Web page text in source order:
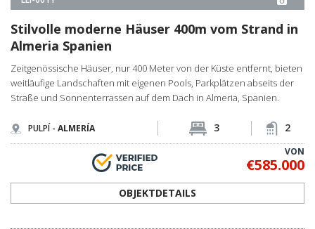
Straße und Sonnenterrassen auf dem Dach in Almeria, Spanien.
PULPÍ -ALMERÍA 3 2
€585.000
OBJEKTDETAILS